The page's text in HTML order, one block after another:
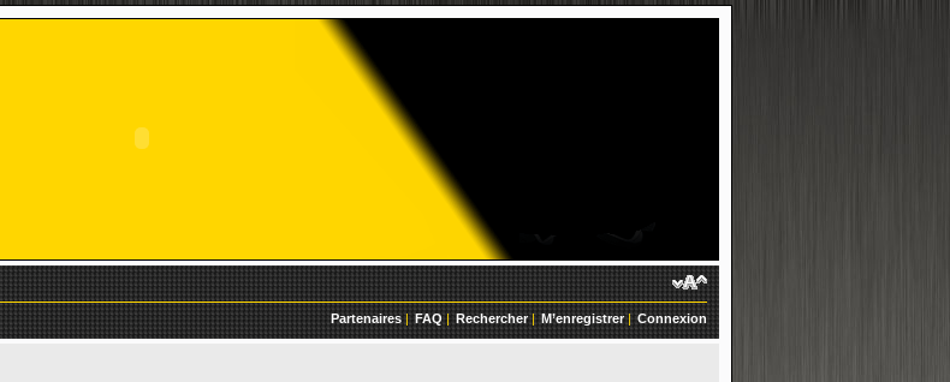
Partenaires| FAQ| Rechercher| M’enregistrer| Connexion